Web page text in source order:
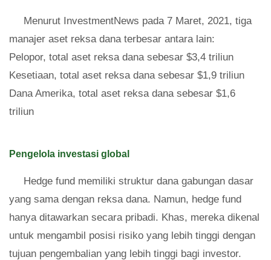
Menurut InvestmentNews pada 7 Maret, 2021, tiga
manajer aset reksa dana terbesar antara lain:
Pelopor, total aset reksa dana sebesar $3,4 triliun
Kesetiaan, total aset reksa dana sebesar $1,9 triliun
Dana Amerika, total aset reksa dana sebesar $1,6
triliun
Pengelola investasi global
Hedge fund memiliki struktur dana gabungan dasar
yang sama dengan reksa dana. Namun, hedge fund
hanya ditawarkan secara pribadi. Khas, mereka dikenal
untuk mengambil posisi risiko yang lebih tinggi dengan
tujuan pengembalian yang lebih tinggi bagi investor.